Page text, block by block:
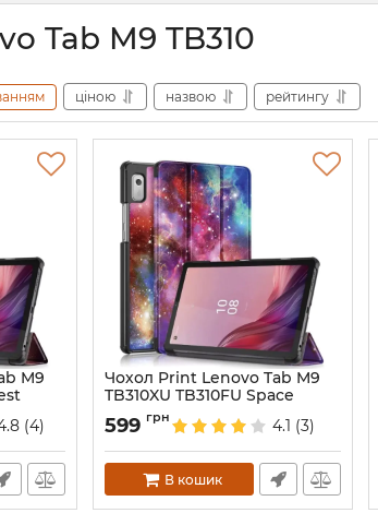
Tab M9 TB310
ціною назвою рейтингу
M9
(4)
Чохол Print Lenovo Tab M9
TB310XU TB310FU Space
Артикул:6733
599 грн 4.1 (3)
В кошик